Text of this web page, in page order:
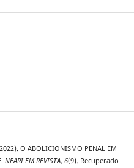
O ABOLICIONISMO PENAL EM
NEARI EM REVISTA, 6(9). Recuperado